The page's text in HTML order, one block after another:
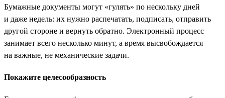
Бумажные документы могут «гулять» по нескольку дней
и даже недель: их нужно распечатать, подписать, отправить
другой стороне и вернуть обратно. Электронный процесс
занимает всего несколько минут, а время высвобождается
на важные, не механические задачи.
Покажите целесообразность